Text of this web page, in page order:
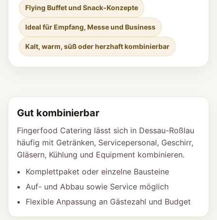
Flying Buffet und Snack-Konzepte
Ideal für Empfang, Messe und Business
Kalt, warm, süß oder herzhaft kombinierbar
Gut kombinierbar
Fingerfood Catering lässt sich in Dessau-Roßlau
häufig mit Getränken, Servicepersonal, Geschirr,
Gläsern, Kühlung und Equipment kombinieren.
Komplettpaket oder einzelne Bausteine
Auf- und Abbau sowie Service möglich
Flexible Anpassung an Gästezahl und Budget